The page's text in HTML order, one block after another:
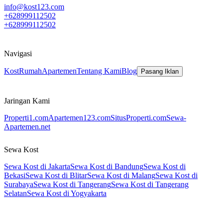
info@kost123.com
+628999112502
+628999112502
Navigasi
KostRumahApartemenTentang KamiBlog Pasang Iklan
Jaringan Kami
Properti1.comApartemen123.comSitusProperti.comSewa-
Apartemen.net
Sewa Kost
Sewa Kost di JakartaSewa Kost di BandungSewa Kost di
BekasiSewa Kost di BlitarSewa Kost di MalangSewa Kost di
SurabayaSewa Kost di TangerangSewa Kost di Tangerang
SelatanSewa Kost di Yogyakarta